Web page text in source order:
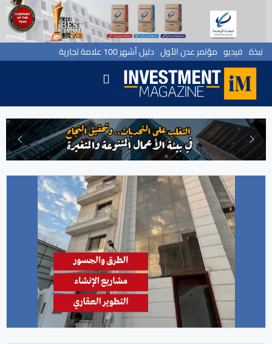
نبذة فيديو مؤتمر عدن الأول دليل أشهر 100 علامة تجارية